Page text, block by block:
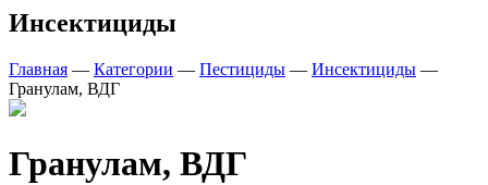
Инсектициды
Главная — Категории — Пестициды — Инсектициды —
Гранулам, ВДГ
Гранулам, ВДГ